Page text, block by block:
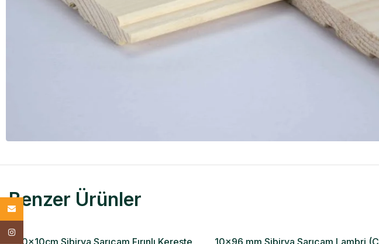
Benzer Ürünler
10x10cm Sibirya Sarıçam Fırınlı Kereste
10×96 mm Sibirya Sarıçam Lambri (C
Email